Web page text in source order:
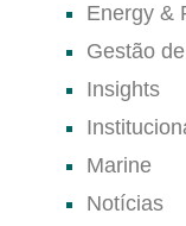
Energy &
Gestão
Insights
Marine
Notícias